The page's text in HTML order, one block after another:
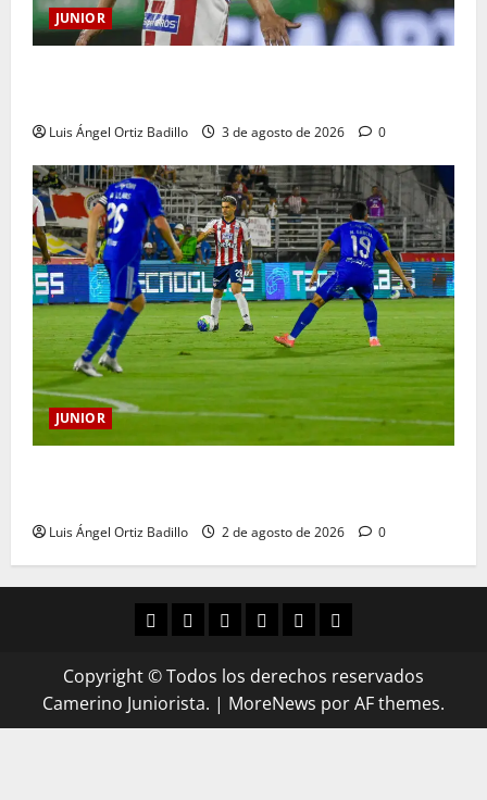
JUNIOR
Luis Ángel Ortiz Badillo 3 de agosto de 2026 0
JUNIOR
Luis Ángel Ortiz Badillo 2 de agosto de 2026 0
Copyright © Todos los derechos reservados
Camerino Juniorista. | MoreNews por AF themes.